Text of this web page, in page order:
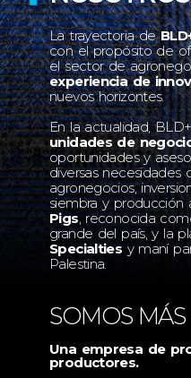
La trayectoria de
con el propósito de
el sector de
experiencia de
nuevos horizontes.
En la actualidad,
unidades de
oportunidades y
diversas necesidades
agronegocios,
siembra y producción
Pigs , reconocida
grande del país, y la
Specialties y maní
Palestina.
SOMOS MÁS
Una empresa de
productores.